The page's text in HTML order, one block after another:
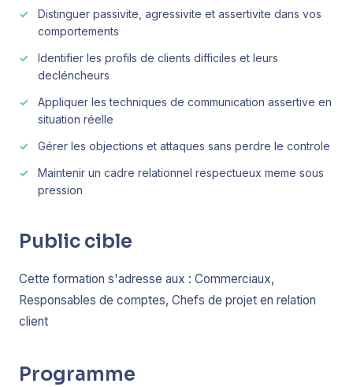
Distinguer passivite, agressivite et assertivite dans vos
comportements
Identifier les profils de clients difficiles et leurs
decléncheurs
Appliquer les techniques de communication assertive en
situation réelle
Gérer les objections et attaques sans perdre le controle
Maintenir un cadre relationnel respectueux meme sous
pression
Public cible
Cette formation s'adresse aux : Commerciaux,
Responsables de comptes, Chefs de projet en relation
client
Programme